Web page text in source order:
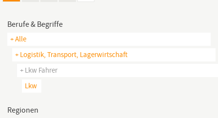
Berufe & Begriffe
+ Alle
+ Logistik, Transport, Lagerwirtschaft
+ Lkw Fahrer
Lkw
Regionen